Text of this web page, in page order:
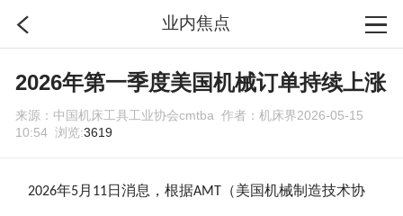
业内焦点
首页
搜索
2026年第一季度美国机械订单持续上涨
来源：中国机床工具工业协会cmtba 作者：机床界2026-05-15
10:54 浏览:3619
2026年5月 11 日消息，根据AMT（美国机械制造技术协